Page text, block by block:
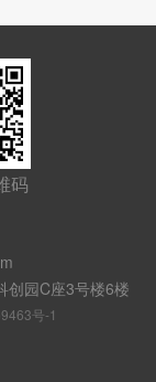
码
创园C座3号楼6楼
号-1